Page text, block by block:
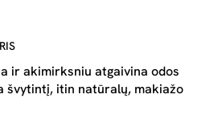
ir akimirksniu atgaivina odos
švytintį, itin natūralų, makiažo